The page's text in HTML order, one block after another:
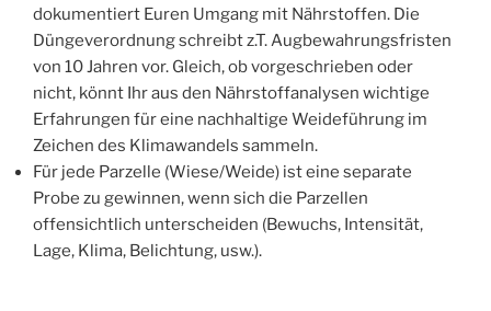
dokumentiert Euren Umgang mit Nährstoffen. Die
Düngeverordnung schreibt z.T. Augbewahrungsfristen
von 10 Jahren vor. Gleich, ob vorgeschrieben oder
nicht, könnt Ihr aus den Nährstoffanalysen wichtige
Erfahrungen für eine nachhaltige Weideführung im
Zeichen des Klimawandels sammeln.
Für jede Parzelle (Wiese/Weide) ist eine separate
Probe zu gewinnen, wenn sich die Parzellen
offensichtlich unterscheiden (Bewuchs, Intensität,
Lage, Klima, Belichtung, usw.).